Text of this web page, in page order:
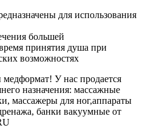
для использования
большей
принятия душа при
возможностях
У нас продается
назначения: массажные
массажеры для ног,аппараты
банки вакуумные от